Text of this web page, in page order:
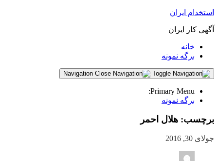
استخدام ایران
آگهی کار ایران
خانه
برگه نمونه
Primary Menu:
برگه نمونه
برچسب: هلال احمر
جولای 30, 2016